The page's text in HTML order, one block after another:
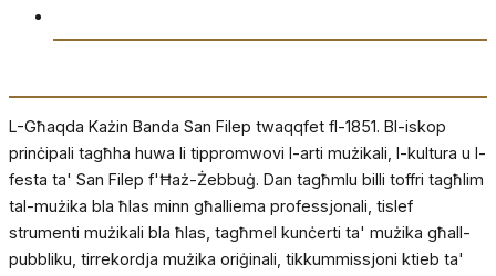
L-Għaqda Każin Banda San Filep twaqqfet fl-1851. Bl-iskop
prinċipali tagħha huwa li tippromwovi l-arti mużikali, l-kultura u l-
festa ta' San Filep f'Ħaż-Żebbuġ. Dan tagħmlu billi toffri tagħlim
tal-mużika bla ħlas minn għalliema professjonali, tislef
strumenti mużikali bla ħlas, tagħmel kunċerti ta' mużika għall-
pubbliku, tirrekordja mużika oriġinali, tikkummissjoni ktieb ta'